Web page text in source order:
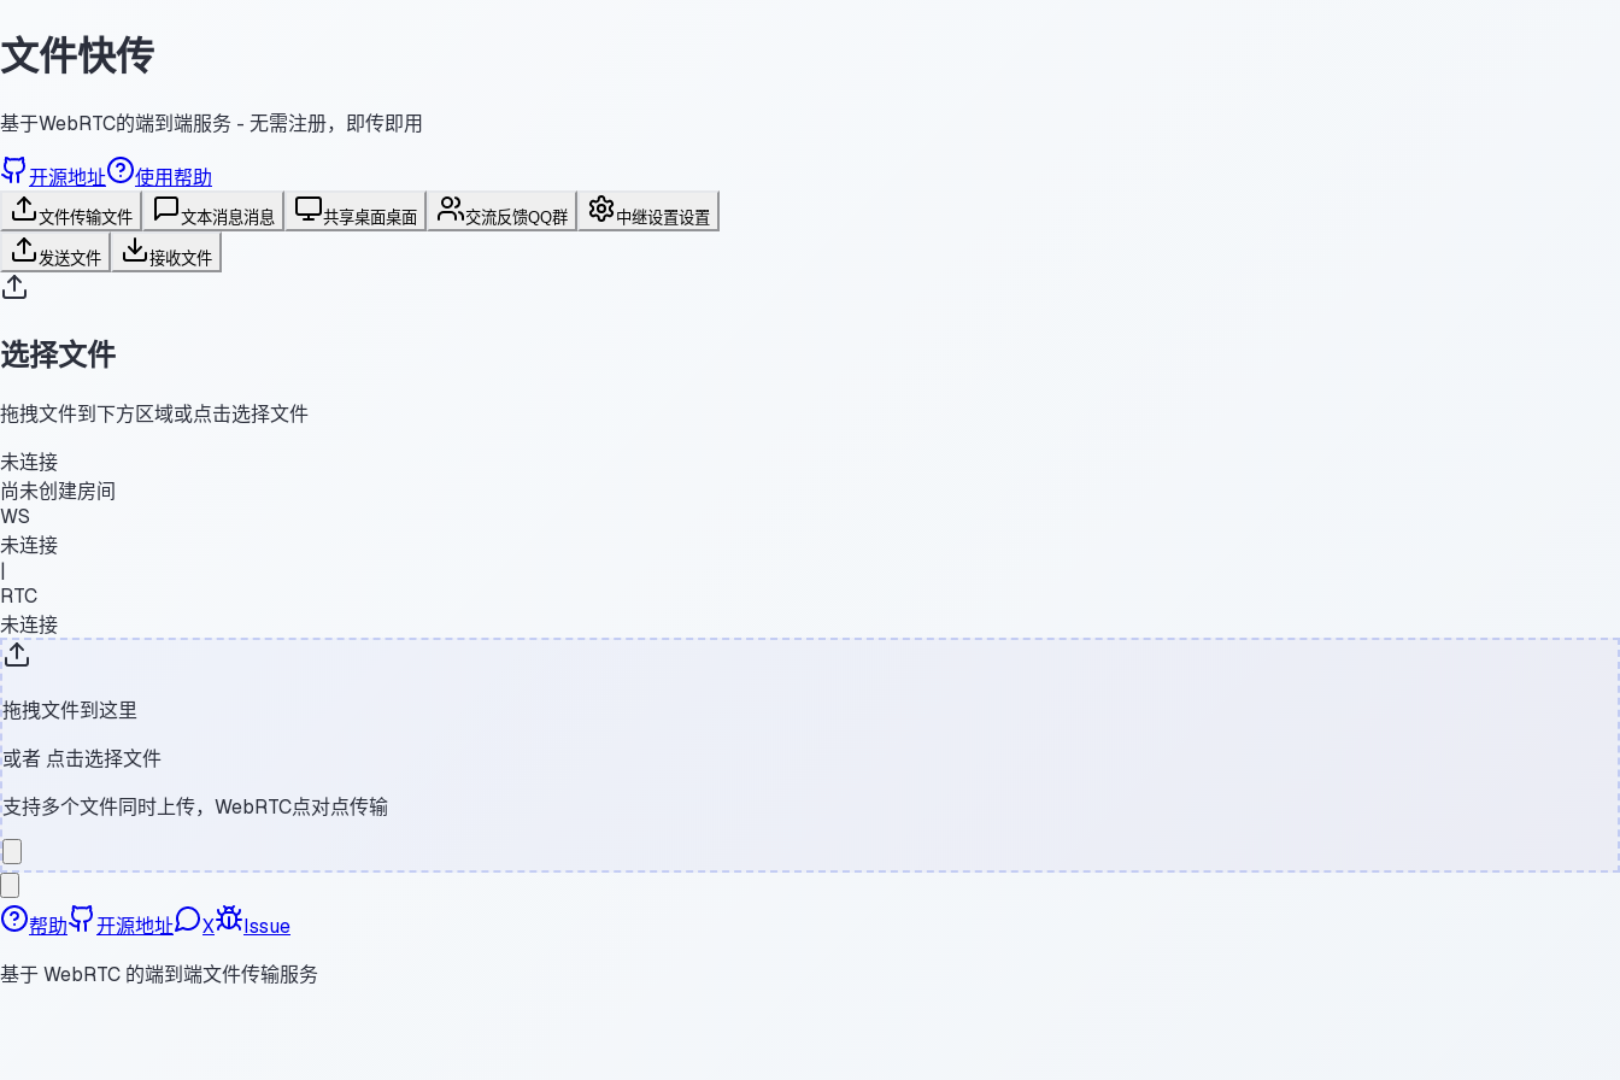
文件快传
基于WebRTC的端到端服务 - 无需注册，即传即用
开源地址 使用帮助
文件传输文件 文本消息消息 共享桌面桌面 交流反馈QQ群 中继设置设置
发送文件 接收文件
选择文件
拖拽文件到下方区域或点击选择文件
未连接
尚未创建房间
WS
未连接
|
RTC
未连接
拖拽文件到这里
或者 点击选择文件
支持多个文件同时上传，WebRTC点对点传输
帮助 开源地址 X
Issue
基于 WebRTC 的端到端文件传输服务